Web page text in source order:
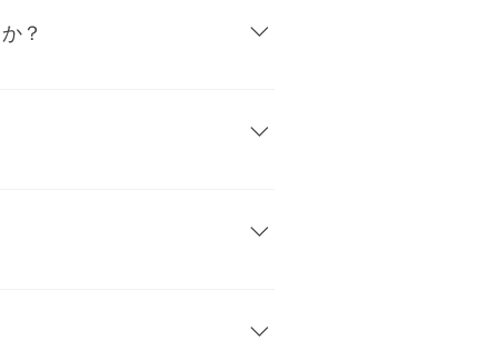
？
利用頂けます。
たくさんいらっしゃいます。ま
ゃいます。やはり見た目 質感と
くさん見てきました。やはり 何